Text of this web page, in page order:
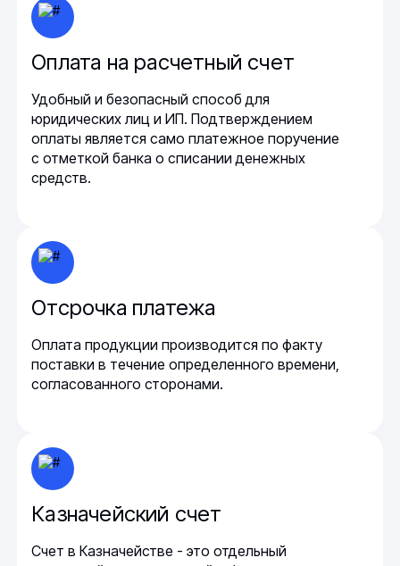
Оплата на расчетный счет
Удобный и безопасный способ для
юридических лиц и ИП. Подтверждением
оплаты является само платежное поручение
с отметкой банка о списании денежных
средств.
Отсрочка платежа
Оплата продукции производится по факту
поставки в течение определенного времени,
согласованного сторонами.
Казначейский счет
Счет в Казначействе - это отдельный